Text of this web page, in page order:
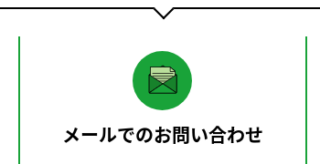
メールでのお問い合わせ